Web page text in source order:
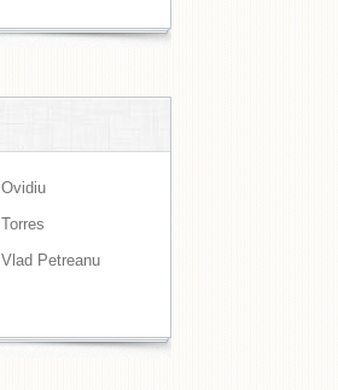
Ovidiu
Torres
Vlad Petreanu